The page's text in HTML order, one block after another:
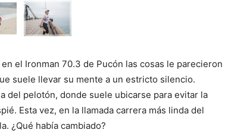
el Ironman 70.3 de Pucón las cosas le parecieron
suele llevar su mente a un estricto silencio.
del pelotón, donde suele ubicarse para evitar la
Esta vez, en la llamada carrera más linda del
¿Qué había cambiado?